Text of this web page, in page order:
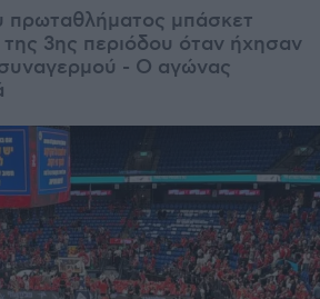
πρωταθλήματος μπάσκετ
3ης περιόδου όταν ήχησαν
συναγερμού - Ο αγώνας